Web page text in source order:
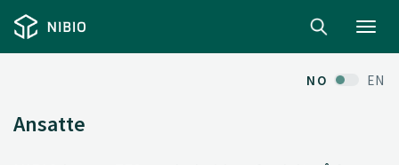
NO EN
Ansatte